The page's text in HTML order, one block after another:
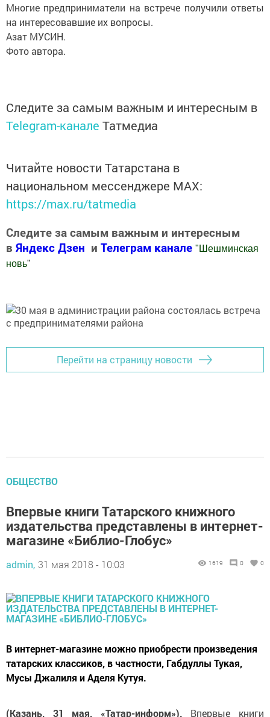
Многие предприниматели на встрече получили ответы
на интересовавшие их вопросы.
Азат МУСИН.
Фото автора.
Следите за самым важным и интересным в
Telegram-канале Татмедиа
Читайте новости Татарстана в
национальном мессенджере MАХ:
https://max.ru/tatmedia
Следите за самым важным и интересным
в Яндекс Дзен и Телеграм канале " Шешминская
новь"
Перейти на страницу новости
ОБЩЕСТВО
Впервые книги Татарского книжного
издательства представлены в интернет-
магазине «Библио-Глобус»
admin, 31 мая 2018 - 10:03 1619 0 0
В интернет-магазине можно приобрести произведения
татарских классиков, в частности, Габдуллы Тукая,
Мусы Джалиля и Аделя Кутуя.
(Казань, 31 мая, «Татар-информ»). Впервые книги